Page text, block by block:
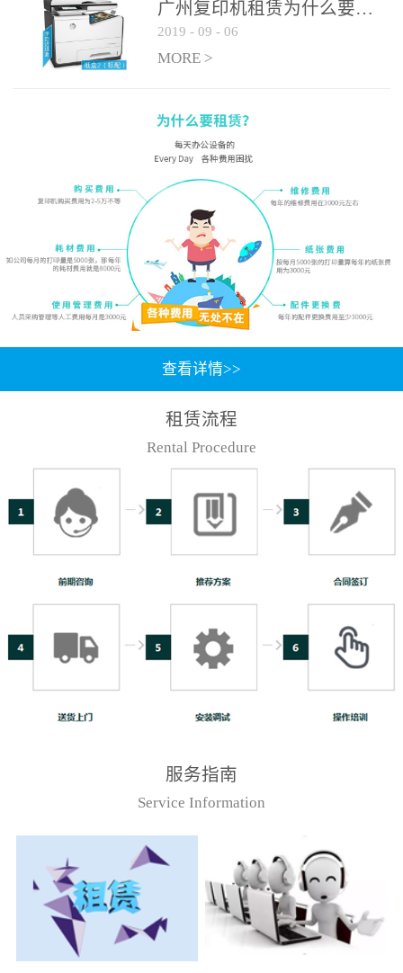
广州复印机租赁为什么要选大平台
2019 - 09 - 06
MORE >
查看详情>>
租赁流程
Rental Procedure
服务指南
Service Information